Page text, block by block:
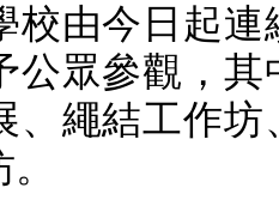
校由今日起連
公眾參觀，其
、繩結工作坊